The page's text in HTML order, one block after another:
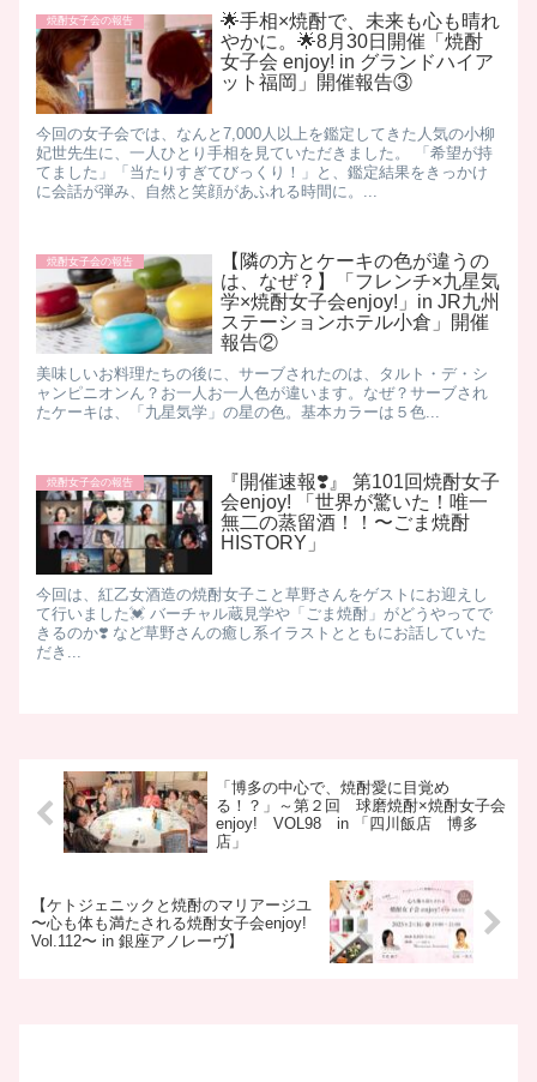
焼酎女子会の報告
🌟手相×焼酎で、未来も心も晴れ
やかに。🌟8月30日開催「焼酎
女子会 enjoy! in グランドハイア
ット福岡」開催報告③
今回の女子会では、なんと7,000人以上を鑑定してきた人気の小柳
妃世先生に、一人ひとり手相を見ていただきました。 「希望が持
てました」「当たりすぎてびっくり！」と、鑑定結果をきっかけ
に会話が弾み、自然と笑顔があふれる時間に。...
焼酎女子会の報告
【隣の方とケーキの色が違うの
は、なぜ？】「フレンチ×九星気
学×焼酎女子会enjoy!」in JR九州
ステーションホテル小倉」開催
報告②
美味しいお料理たちの後に、サーブされたのは、 ​ タルト・デ・シ
ャンピニオン ​ ん？お一人お一人色が違います。 ​ なぜ？ ​ サーブされ
たケーキは、「九星気学」の星の色。基本カラーは５色...
焼酎女子会の報告
『開催速報❣️』 第101回焼酎女子
会enjoy! 「世界が驚いた！唯一
無二の蒸留酒！！〜ごま焼酎
HISTORY」
今回は、紅乙女酒造の焼酎女子こと草野さんをゲストにお迎えし
て行いました💓 バーチャル蔵見学や「ごま焼酎」がどうやってで
きるのか❣️ など草野さんの癒し系イラストとともにお話していた
だき...
「博多の中心で、焼酎愛に目覚め
る！？」～第２回 球磨焼酎×焼酎女子会
enjoy! VOL98 in 「四川飯店 博多
店」
【ケトジェニックと焼酎のマリアージユ
〜心も体も満たされる焼酎女子会enjoy!
Vol.112〜 in 銀座アノレーヴ】